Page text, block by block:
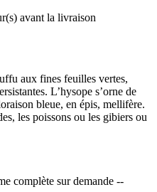
avant la livraison
aux fines feuilles vertes,
L’hysope s’orne de
bleue, en épis, mellifère.
les poissons ou les gibiers ou
complète sur demande --